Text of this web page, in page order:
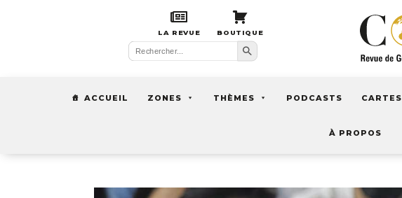
LA REVUE BOUTIQUE
Search
for:
Search Button
ACCUEIL ZONES THÈMES PODCASTS CARTES
À PROPOS